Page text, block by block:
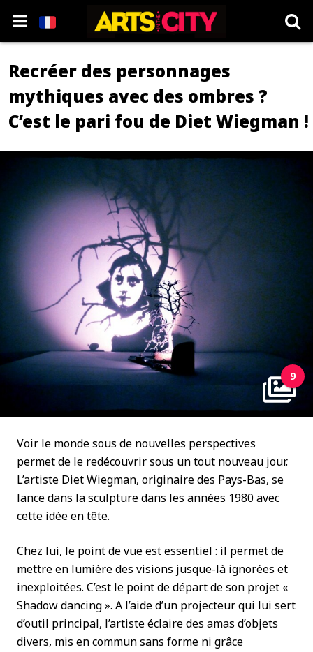
Recréer des personnages
mythiques avec des ombres ?
C’est le pari fou de Diet Wiegman !
9
Voir le monde sous de nouvelles perspectives
permet de le redécouvrir sous un tout nouveau jour.
L’artiste Diet Wiegman, originaire des Pays-Bas, se
lance dans la sculpture dans les années 1980 avec
cette idée en tête.
Chez lui, le point de vue est essentiel : il permet de
mettre en lumière des visions jusque-là ignorées et
inexploitées. C’est le point de départ de son projet «
Shadow dancing ». A l’aide d’un projecteur qui lui sert
d’outil principal, l’artiste éclaire des amas d’objets
divers, mis en commun sans forme ni grâce